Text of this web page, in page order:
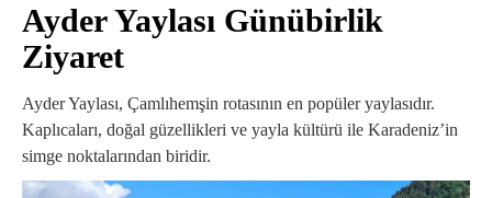
Ayder Yaylası Günübirlik
Ziyaret
Ayder Yaylası, Çamlıhemşin rotasının en popüler yaylasıdır.
Kaplıcaları, doğal güzellikleri ve yayla kültürü ile Karadeniz’in
simge noktalarından biridir.